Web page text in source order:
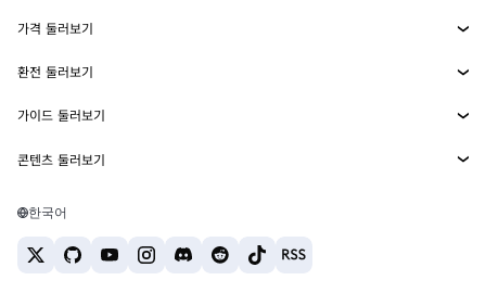
MetaMask Connect
Snaps
웹3 서비스
보안
고객 지원
채용
가격 둘러보기
이더리움 가격
솔라나 가격
테더 가격
환전 둘러보기
ETH를 USD로 환전
USDT를 INR로 환전
BTC를 INR로 환전
ETH를 USDT로 환전
가이드 둘러보기
ETH 매수
USDT 매수
콘텐츠 둘러보기
솔라나 지갑
한국어